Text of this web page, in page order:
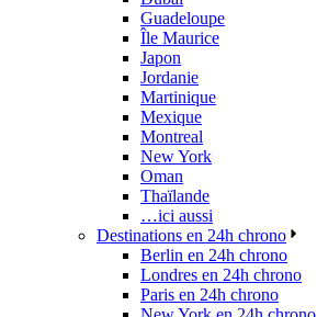
Guadeloupe
Île Maurice
Japon
Jordanie
Martinique
Mexique
Montreal
New York
Oman
Thaïlande
…ici aussi
Destinations en 24h chrono
Berlin en 24h chrono
Londres en 24h chrono
Paris en 24h chrono